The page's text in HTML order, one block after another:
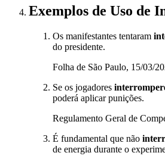
Exemplos de Uso de
Os manifestantes tentaram
do presidente.
Folha de São Paulo, 15/03/
Se os jogadores
poderá aplicar punições.
Regulamento Geral de
É fundamental que não
de energia durante o